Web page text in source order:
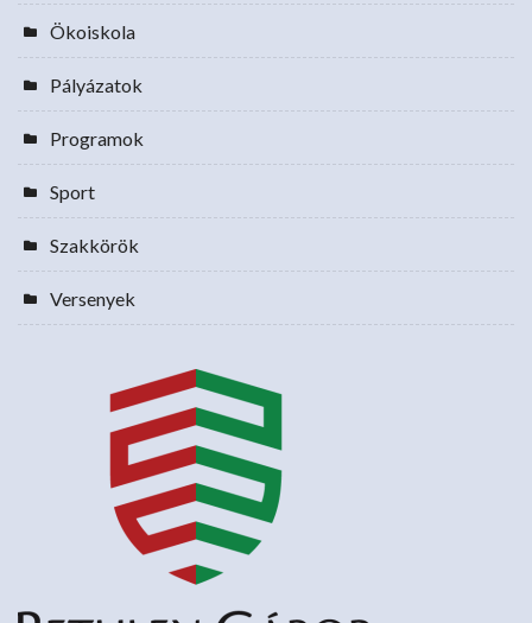
Ökoiskola
Pályázatok
Programok
Sport
Szakkörök
Versenyek